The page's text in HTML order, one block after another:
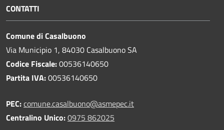
CONTATTI
Comune di Casalbuono
Via Municipio 1, 84030 Casalbuono SA
Codice Fiscale:00536140650
Partita IVA:00536140650
PEC:comune.casalbuono@asmepec.it
Centralino Unico:0975 862025